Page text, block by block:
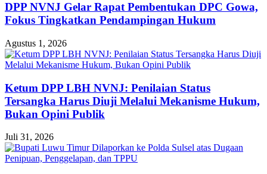
DPP NVNJ Gelar Rapat Pembentukan DPC Gowa,
Fokus Tingkatkan Pendampingan Hukum
Agustus 1, 2026
Ketum DPP LBH NVNJ: Penilaian Status
Tersangka Harus Diuji Melalui Mekanisme Hukum,
Bukan Opini Publik
Juli 31, 2026